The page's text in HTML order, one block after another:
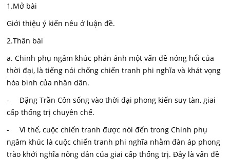
1.Mở bài
Giới thiệu ý kiến nêu ở luận đề.
2.Thân bài
a. Chinh phụ ngâm khúc phản ánh một vấn đề nóng hổi của
thời đại, là tiếng nói chống chiến tranh phi nghĩa và khát vọng
hòa bình của nhân dân.
- Đặng Trần Côn sống vào thời đại phong kiến suy tàn, giai
cấp thống trị chuyên chế.
- Vì thế, cuộc chiến tranh được nói đến trong Chinh phụ
ngâm khúc là cuộc chiến tranh phi nghĩa nhằm đàn áp phong
trào khởi nghĩa nông dân của giai cấp thống trị. Đây là vấn đề